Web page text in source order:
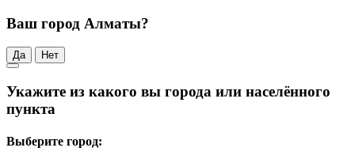
Ваш город Алматы?
Да Нет
Укажите из какого вы города или населённого
пункта
Выберите город: